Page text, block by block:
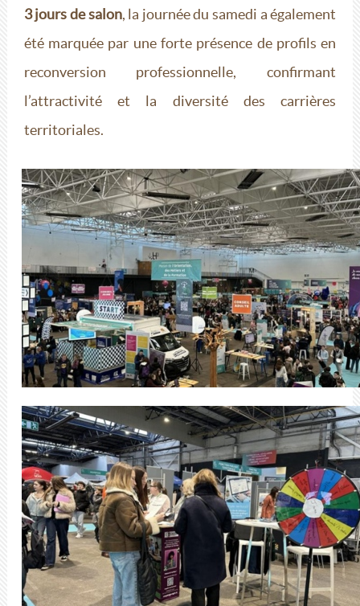
3 jours de salon, la journée du samedi a également
été marquée par une forte présence de profils en
reconversion professionnelle, confirmant
l’attractivité et la diversité des carrières
territoriales.